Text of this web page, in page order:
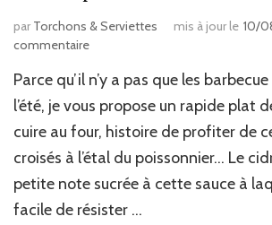
par Torchons & Serviettes mis à jour le 10/
commentairesur
de
poisson
sauce
au
cidre
Parce qu’il n’y a pas que les
l’été, je vous propose un rapide plat
cuire au four, histoire de profiter de
croisés à l’étal du poissonnier… Le
petite note sucrée à cette sauce à
facile de résister …